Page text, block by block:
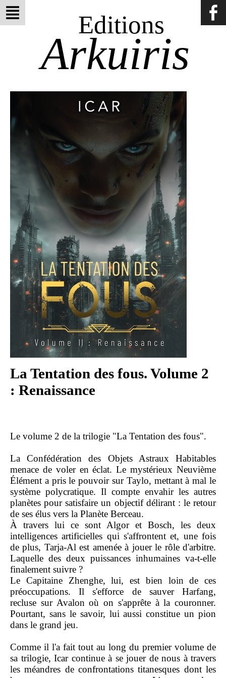
Editions
Arkuiris
La Tentation des fous. Volume 2
: Renaissance
Le volume 2 de la trilogie "La Tentation des fous".
La Confédération des Objets Astraux Habitables
menace de voler en éclat. Le mystérieux Neuvième
Élément a pris le pouvoir sur Taylo, mettant à mal le
système polycratique. Il compte envahir les autres
planètes pour satisfaire un objectif délirant : le retour
de ses élus vers la Planète Berceau.
À travers lui ce sont Algor et Bosch, les deux
intelligences artificielles qui s'affrontent et, une fois
de plus, Tarja-Al est amenée à jouer le rôle d'arbitre.
Laquelle des deux puissances inhumaines va-t-elle
finalement suivre ?
Le Capitaine Zhenghe, lui, est bien loin de ces
préoccupations. Il s'efforce de sauver Harfang,
recluse sur Avalon où on s'apprête à la couronner.
Pourtant, sans le savoir, lui aussi constitue un pion
dans le grand jeu.
Comme il l'a fait tout au long du premier volume de
sa trilogie, Icar continue à se jouer de nous à travers
les méandres de confrontations titanesques dont les